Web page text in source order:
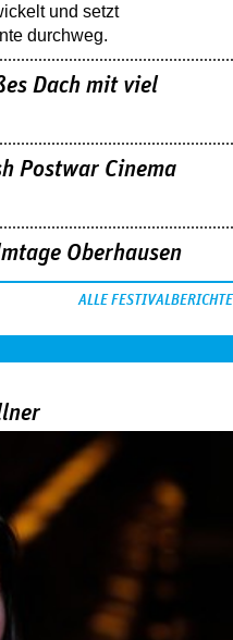
und setzt
durchweg.
Dach mit viel
Postwar Cinema
Oberhausen
ALLE FESTIVALBERICHTE